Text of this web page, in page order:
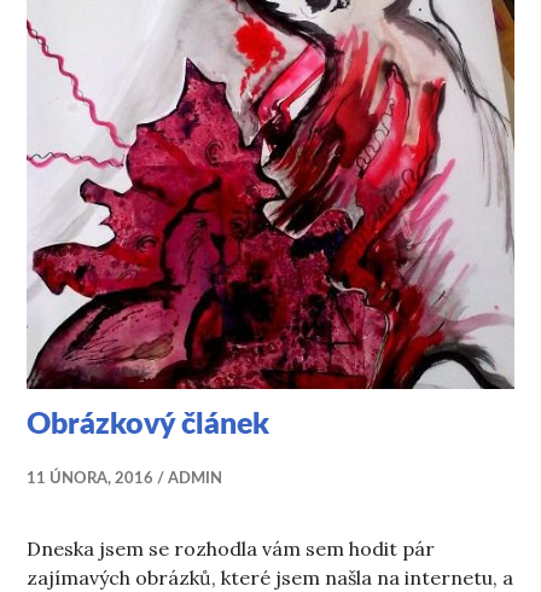
Obrázkový článek
11 ÚNORA, 2016 ADMIN
Dneska jsem se rozhodla vám sem hodit pár
zajímavých obrázků, které jsem našla na internetu, a